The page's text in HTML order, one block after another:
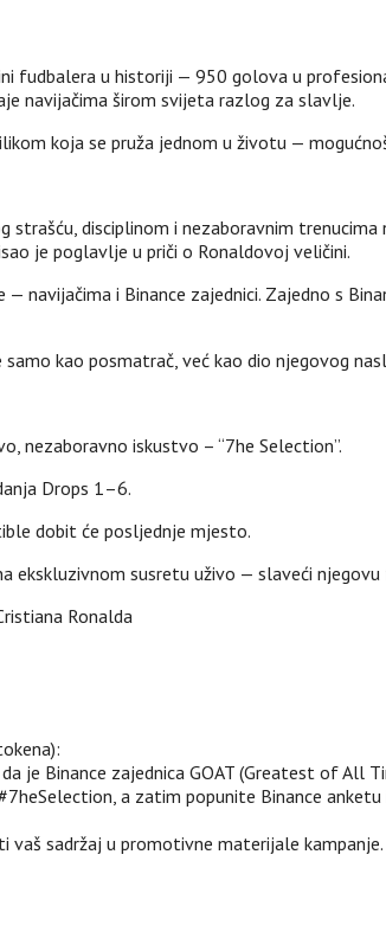
fudbalera u historiji — 950 golova u
navijačima širom svijeta razlog za slavlje.
koja se pruža jednom u životu —
disciplinom i nezaboravnim
je poglavlje u priči o Ronaldovoj veličini.
navijačima i Binance zajednici. Zajedno s
kao posmatrač, već kao dio njegovog
nezaboravno iskustvo – “7he Selection”.
Drops 1–6.
dobit će posljednje mjesto.
ekskluzivnom susretu uživo — slaveći
Ronalda
je Binance zajednica GOAT (Greatest of All
a zatim popunite Binance
sadržaj u promotivne materijale kampanje.